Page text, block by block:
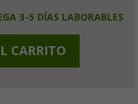
3-5 DÍAS LABORABLES
CARRITO